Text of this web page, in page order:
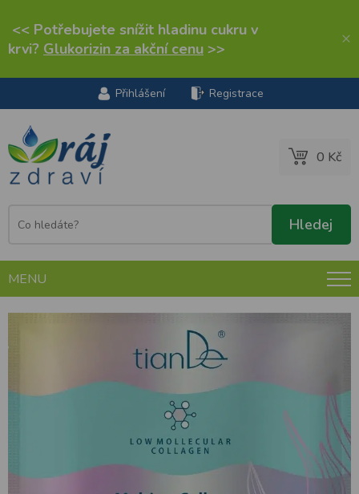
<< Potřebujete snížit hladinu cukru v
krvi? Glukorizin za akční cenu >> ×
Přihlášení Registrace
0 Kč
MENU
Tající kolagenová liftingová pleťová maska s
mořskými řasami, 1ks